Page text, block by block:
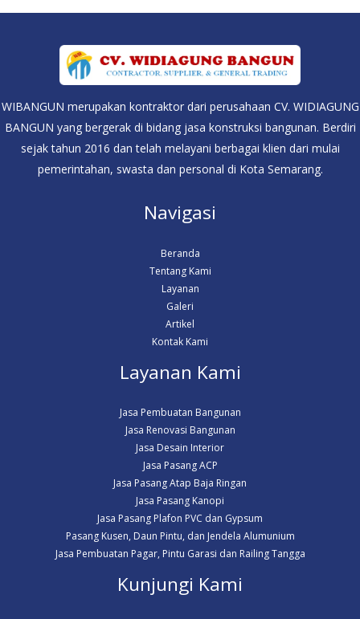
WIBANGUN merupakan kontraktor dari perusahaan CV. WIDIAGUNG
BANGUN yang bergerak di bidang jasa konstruksi bangunan. Berdiri
sejak tahun 2016 dan telah melayani berbagai klien dari mulai
pemerintahan, swasta dan personal di Kota Semarang.
Navigasi
Beranda
Tentang Kami
Layanan
Galeri
Artikel
Kontak Kami
Layanan Kami
Jasa Pembuatan Bangunan
Jasa Renovasi Bangunan
Jasa Desain Interior
Jasa Pasang ACP
Jasa Pasang Atap Baja Ringan
Jasa Pasang Kanopi
Jasa Pasang Plafon PVC dan Gypsum
Pasang Kusen, Daun Pintu, dan Jendela Alumunium
Jasa Pembuatan Pagar, Pintu Garasi dan Railing Tangga
Kunjungi Kami